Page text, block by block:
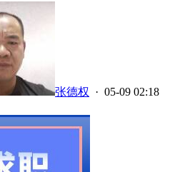
张德权 · 05-09 02:18